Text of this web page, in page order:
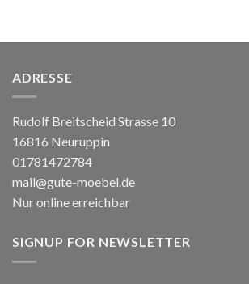
ADRESSE
Rudolf Breitscheid Strasse 10
16816 Neuruppin
01781472784
mail@gute-moebel.de
Nur online erreichbar
SIGNUP FOR NEWSLETTER